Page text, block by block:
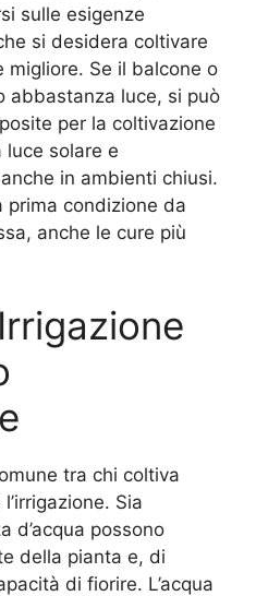
sulle esigenze
si desidera coltivare
migliore. Se il balcone o
abbastanza luce, si può
per la coltivazione
luce solare e
in ambienti chiusi.
prima condizione da
anche le cure più
tra chi coltiva
Sia
d’acqua possono
della pianta e, di
di fiorire. L’acqua